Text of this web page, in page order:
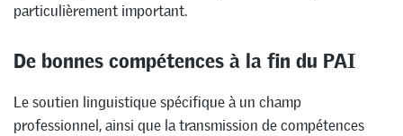
particulièrement important.
De bonnes compétences à la fin du PAI
Le soutien linguistique spécifique à un champ
professionnel, ainsi que la transmission de compétences